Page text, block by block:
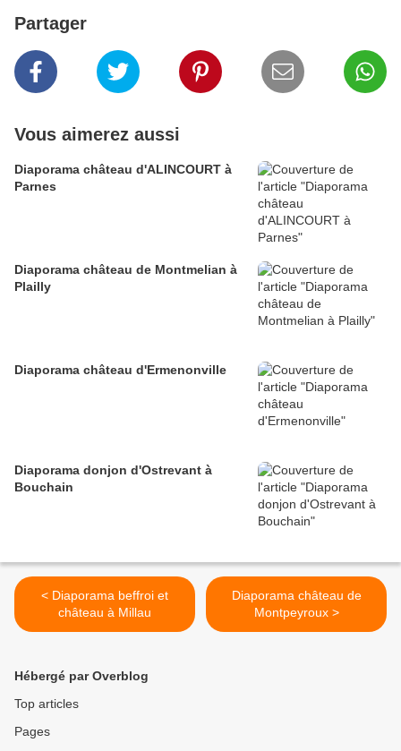
Partager
Vous aimerez aussi
Diaporama château d'ALINCOURT à
Parnes
Diaporama château de Montmelian à
Plailly
Diaporama château d'Ermenonville
Diaporama donjon d'Ostrevant à
Bouchain
< Diaporama beffroi et
château à Millau
Diaporama château de
Montpeyroux >
Hébergé par Overblog
Top articles
Pages